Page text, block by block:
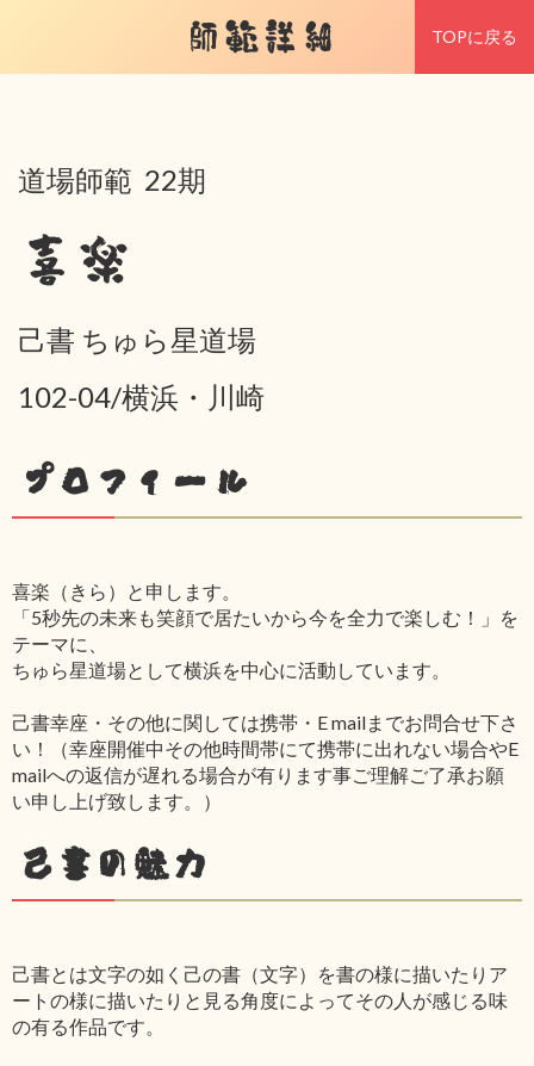
師範詳細 TOPに戻る
道場師範 22期
喜楽
己書 ちゅら星道場
102-04/横浜・川崎
プロフィール
喜楽（きら）と申します。
「5秒先の未来も笑顔で居たいから今を全力で楽しむ！」を
テーマに、
ちゅら星道場として横浜を中心に活動しています。
己書幸座・その他に関しては携帯・E mailまでお問合せ下さ
い！（幸座開催中その他時間帯にて携帯に出れない場合やE
mailへの返信が遅れる場合が有ります事ご理解ご了承お願
い申し上げ致します。）
己書の魅力
己書とは文字の如く己の書（文字）を書の様に描いたりア
ートの様に描いたりと見る角度によってその人が感じる味
の有る作品です。